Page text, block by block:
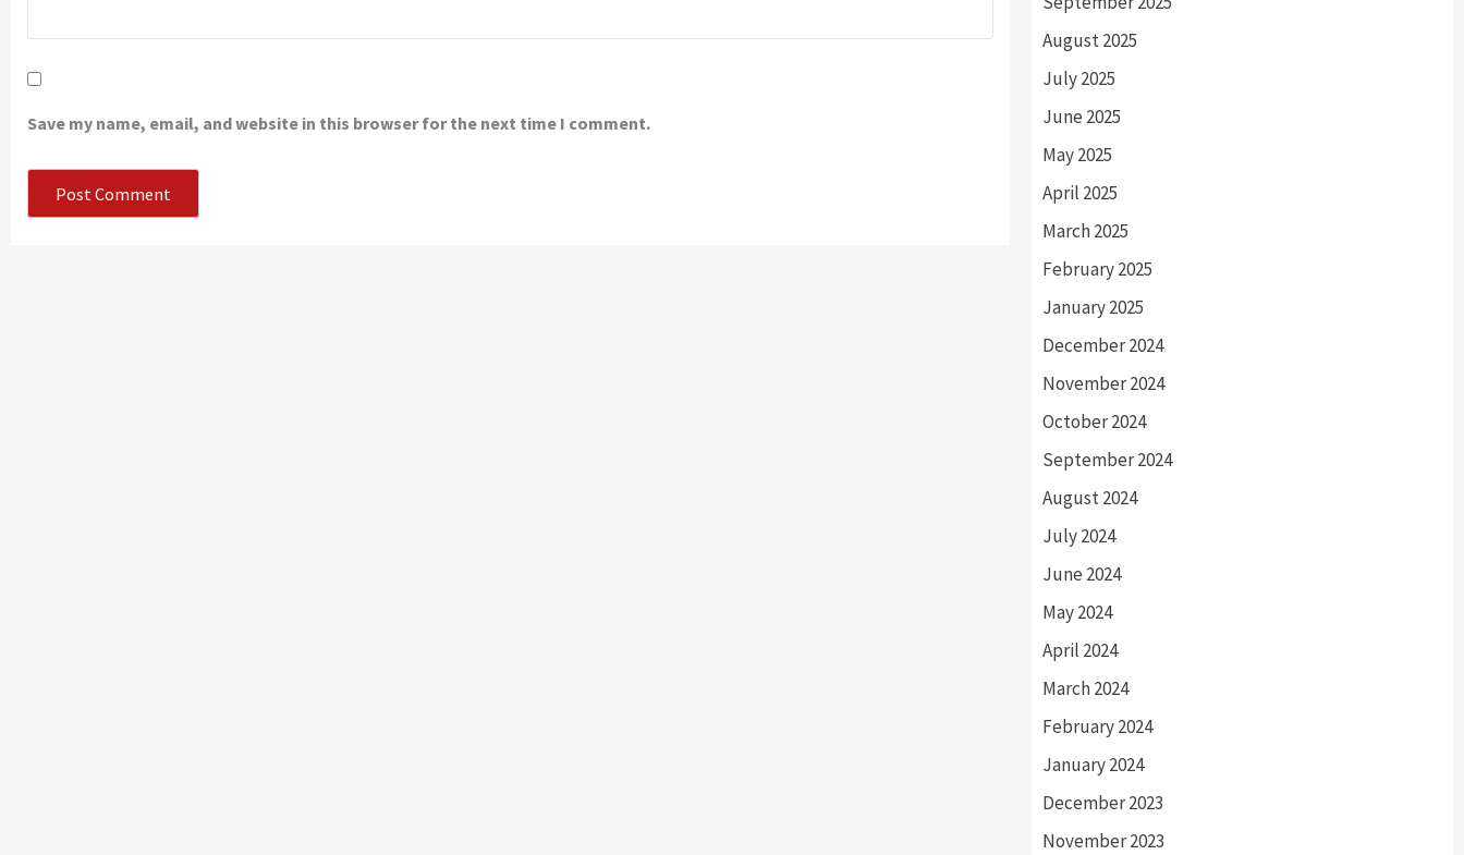
Save my name, email, and website in this browser for the next time I comment.
August 2025
July 2025
June 2025
May 2025
April 2025
March 2025
February 2025
January 2025
December 2024
November 2024
October 2024
September 2024
August 2024
July 2024
June 2024
May 2024
April 2024
March 2024
February 2024
January 2024
December 2023
November 2023